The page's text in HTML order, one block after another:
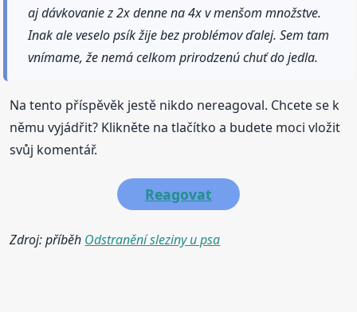
aj dávkovanie z 2x denne na 4x v menšom množstve.
Inak ale veselo psík žije bez problémov ďalej. Sem tam
vnímame, že nemá celkom prirodzenú chuť do jedla.
Na tento příspěvěk jestě nikdo nereagoval. Chcete se k
němu vyjádřit? Klikněte na tlačítko a budete moci vložit
svůj komentář.
Reagovat
Zdroj: příběh Odstranění sleziny u psa